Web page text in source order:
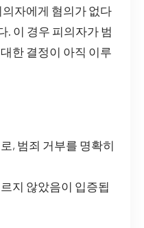
자에게 혐의가 없다
. 이 경우 피의자가 범
한 결정이 아직 이루
, 범죄 거부를 명확히
지 않았음이 입증됩